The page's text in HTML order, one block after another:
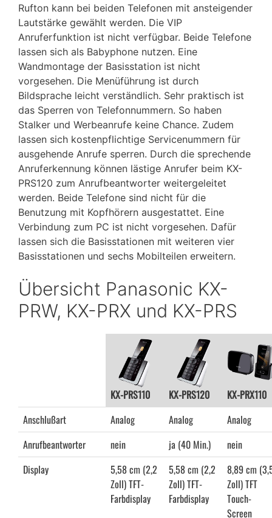
Rufton kann bei beiden Telefonen mit ansteigender
Lautstärke gewählt werden. Die VIP
Anruferfunktion ist nicht verfügbar. Beide Telefone
lassen sich als Babyphone nutzen. Eine
Wandmontage der Basisstation ist nicht
vorgesehen. Die Menüführung ist durch
Bildsprache leicht verständlich. Sehr praktisch ist
das Sperren von Telefonnummern. So haben
Stalker und Werbeanrufe keine Chance. Zudem
lassen sich kostenpflichtige Servicenummern für
ausgehende Anrufe sperren. Durch die sprechende
Anruferkennung können lästige Anrufer beim KX-
PRS120 zum Anrufbeantworter weitergeleitet
werden. Beide Telefone sind nicht für die
Benutzung mit Kopfhörern ausgestattet. Eine
Verbindung zum PC ist nicht vorgesehen. Dafür
lassen sich die Basisstationen mit weiteren vier
Basisstationen und sechs Mobilteilen erweitern.
Übersicht Panasonic KX-
PRW, KX-PRX und KX-PRS
KX-PRS110 KX-PRS120
KX-PRX110
Anschlußart
Analog Analog
Analog
Anrufbeantworter
nein ja (40 Min.)
nein
Display
5,58 cm (2,2
Zoll) TFT-
Farbdisplay
5,58 cm (2,2
Zoll) TFT-
Farbdisplay
8,89 cm
Zoll) TFT
Touch-
Screen